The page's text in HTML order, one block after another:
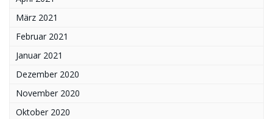
März 2021
Februar 2021
Januar 2021
Dezember 2020
November 2020
Oktober 2020